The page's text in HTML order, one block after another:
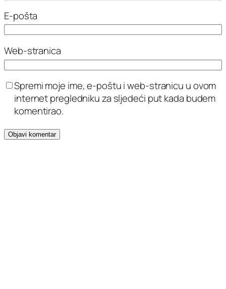
E-pošta
Web-stranica
Spremi moje ime, e-poštu i web-stranicu u ovom
internet pregledniku za sljedeći put kada budem
komentirao.